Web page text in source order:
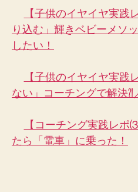
【子供のイヤイヤ実
り込む」輝きベビーメソ
したい！
【子供のイヤイヤ実
ない」コーチングで解決⁈
【コーチング実践レ
たら「電車」に乗った！